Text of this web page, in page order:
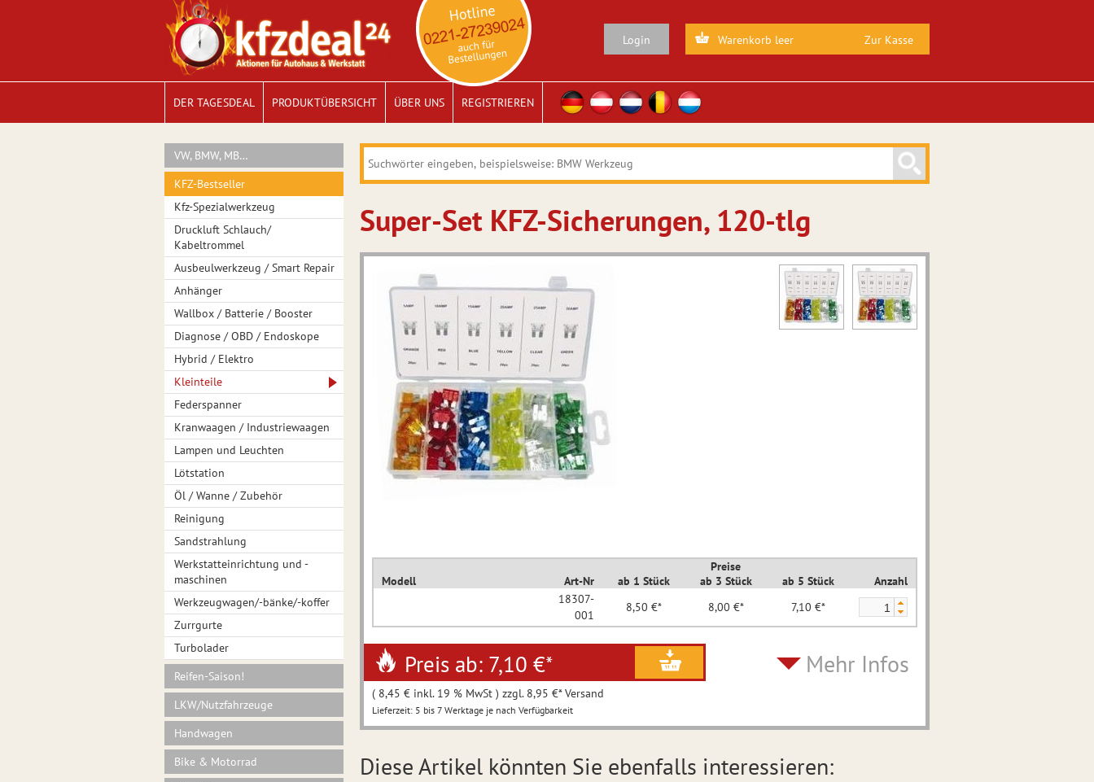
Warenkorb leer Zur Kasse
Login
DER TAGESDEAL PRODUKTÜBERSICHT ÜBER UNS REGISTRIEREN
VW, BMW, MB…
KFZ-Bestseller
Kfz-Spezialwerkzeug
Druckluft Schlauch/
Kabeltrommel
Ausbeulwerkzeug / Smart Repair
Anhänger
Wallbox / Batterie / Booster
Diagnose / OBD / Endoskope
Hybrid / Elektro
Kleinteile
Federspanner
Kranwaagen / Industriewaagen
Lampen und Leuchten
Lötstation
Öl / Wanne / Zubehör
Reinigung
Sandstrahlung
Werkstatteinrichtung und -
maschinen
Werkzeugwagen/-bänke/-koffer
Zurrgurte
Turbolader
Reifen-Saison!
LKW/Nutzfahrzeuge
Handwagen
Bike & Motorrad
Super-Set KFZ-Sicherungen, 120-tlg
Modell Art-Nr
Preise
Anzahl
ab 1 Stück ab 3 Stück
ab 5 Stück
18307-
001
8,50 €* 8,00 €* 7,10 €*
Preis ab: 7,10 €*
( 8,45 € inkl. 19 % MwSt ) zzgl. 8,95 €* Versand
Lieferzeit: 5 bis 7 Werktage je nach Verfügbarkeit
Mehr Infos
Diese Artikel könnten Sie ebenfalls interessieren: